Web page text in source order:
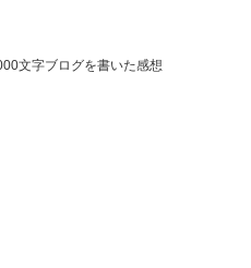
文字ブログを書いた感想